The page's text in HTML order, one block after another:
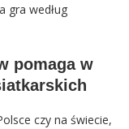
gra według
pomaga w
czy na świecie,